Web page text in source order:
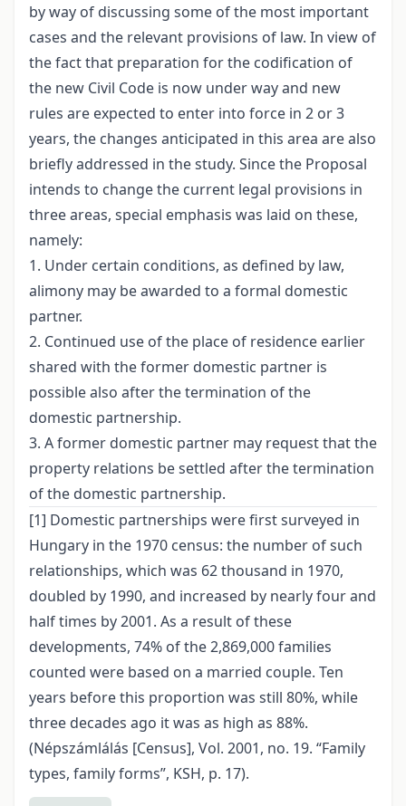
by way of discussing some of the most important
cases and the relevant provisions of law. In view of
the fact that preparation for the codification of
the new Civil Code is now under way and new
rules are expected to enter into force in 2 or 3
years, the changes anticipated in this area are also
briefly addressed in the study. Since the Proposal
intends to change the current legal provisions in
three areas, special emphasis was laid on these,
namely:
1. Under certain conditions, as defined by law,
alimony may be awarded to a formal domestic
partner.
2. Continued use of the place of residence earlier
shared with the former domestic partner is
possible also after the termination of the
domestic partnership.
3. A former domestic partner may request that the
property relations be settled after the termination
of the domestic partnership.
[1] Domestic partnerships were first surveyed in
Hungary in the 1970 census: the number of such
relationships, which was 62 thousand in 1970,
doubled by 1990, and increased by nearly four and
half times by 2001. As a result of these
developments, 74% of the 2,869,000 families
counted were based on a married couple. Ten
years before this proportion was still 80%, while
three decades ago it was as high as 88%.
(Népszámlálás [Census], Vol. 2001, no. 19. “Family
types, family forms”, KSH, p. 17).